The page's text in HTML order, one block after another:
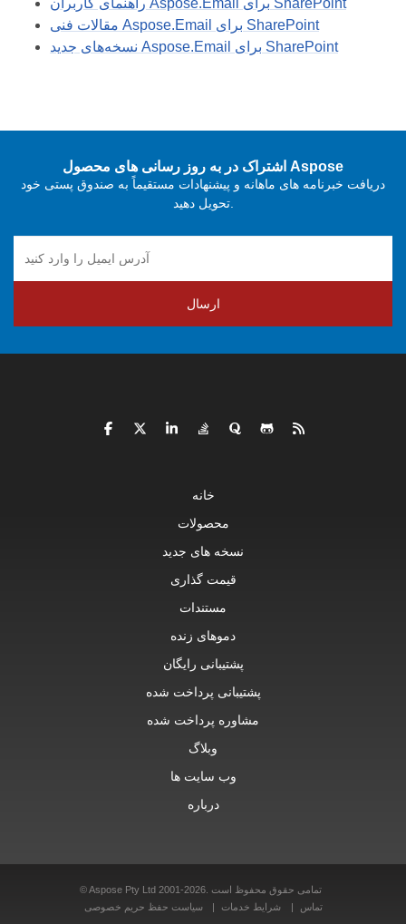
راهنمای کاربران Aspose.Email برای SharePoint
مقالات فنی Aspose.Email برای SharePoint
نسخه‌های جدید Aspose.Email برای SharePoint
اشتراک در به روز رسانی های محصول Aspose
دریافت خبرنامه های ماهانه و پیشنهادات مستقیماً به صندوق پستی خود
تحویل دهید.
ارسال
خانه
محصولات
نسخه های جدید
قیمت گذاری
مستندات
دموهای زنده
پشتیبانی رایگان
پشتیبانی پرداخت شده
مشاوره پرداخت شده
وبلاگ
وب سایت ها
درباره
© Aspose Pty Ltd 2001-2026. تمامی حقوق محفوظ است
سیاست حفظ حریم خصوصی
شرایط خدمات تماس